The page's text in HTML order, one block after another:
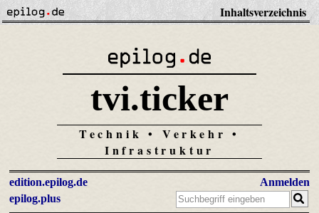
Inhaltsverzeichnis
tvi.ticker
Technik • Verkehr •
Infrastruktur
edition.epilog.de
epilog.plus
Anmelden